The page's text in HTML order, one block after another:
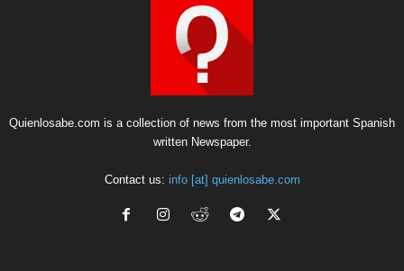
Quienlosabe.com is a collection of news from the most important Spanish
written Newspaper.
Contact us: info [at] quienlosabe.com